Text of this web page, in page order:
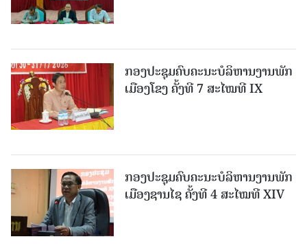
ກອງປະຊຸມຄົບຄະນະບໍລິຫານງານພັກ
ເມືອງໂຂງ ຄັ້ງທີ 7 ສະໄໝທີ IX
ກອງປະຊຸມຄົບຄະນະບໍລິຫານງານພັກ
ເມືອງຊານ​ໄຊ ຄັ້ງທີ 4 ສະໄໝທີ XIV